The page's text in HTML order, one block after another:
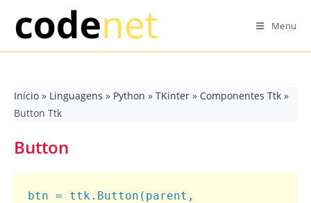
content
Menu
Início » Linguagens » Python » TKinter » Componentes Ttk »
Button Ttk
Button
btn = ttk.Button(parent,